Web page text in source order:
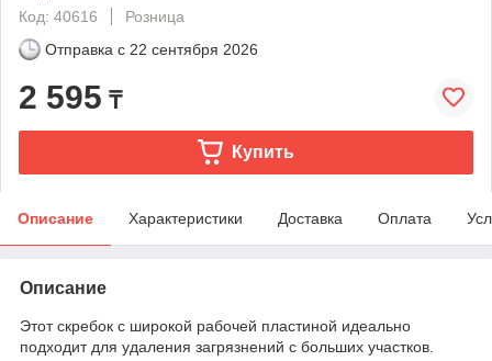
Код: 40616
Розница
Отправка с 22 сентября 2026
2 595 ₸
Купить
Описание Характеристики Доставка Оплата
Описание
Этот скребок с широкой рабочей пластиной идеально
подходит для удаления загрязнений с больших участков.